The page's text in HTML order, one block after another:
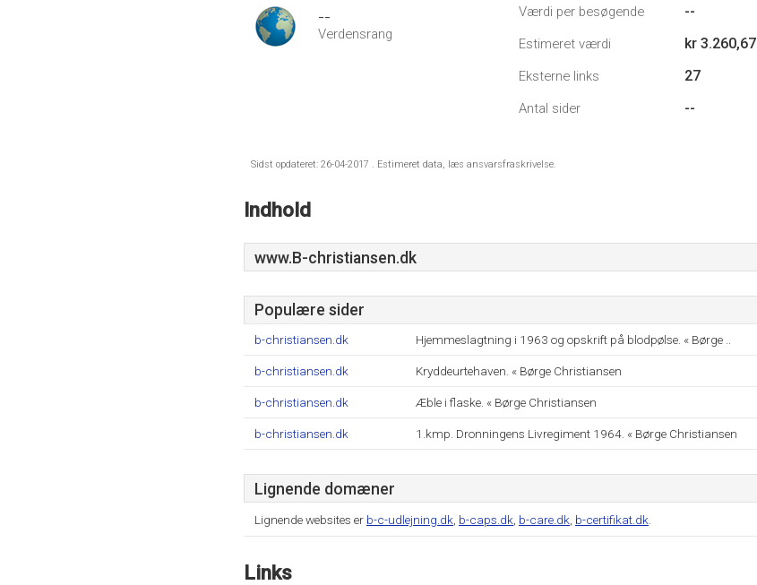
--
Verdensrang
Værdi per besøgende --
Estimeret værdi kr 3.260,67
Eksterne links 27
Antal sider --
Sidst opdateret: 26-04-2017 . Estimeret data, læs ansvarsfraskrivelse.
Indhold
www.B-christiansen.dk
Populære sider
b-christiansen.dk Hjemmeslagtning i 1963 og opskrift på blodpølse. « Børge ..
b-christiansen.dk Kryddeurtehaven. « Børge Christiansen
b-christiansen.dk Æble i flaske. « Børge Christiansen
b-christiansen.dk 1.kmp. Dronningens Livregiment 1964. « Børge Christiansen
Lignende domæner
Lignende websites er b-c-udlejning.dk b-caps.dk b-care.dk b-certifikat.dk
Links